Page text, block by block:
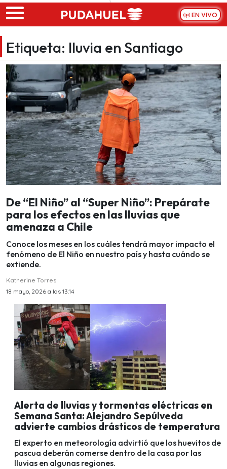
Skip to main content
EN VIVO
Etiqueta: lluvia en Santiago
De “El Niño” al “Super Niño”: Prepárate
para los efectos en las lluvias que
amenaza a Chile
Conoce los meses en los cuáles tendrá mayor impacto el
fenómeno de El Niño en nuestro país y hasta cuándo se
extiende.
Katherine Torres
18 mayo, 2026 a las 13:14
Alerta de lluvias y tormentas eléctricas en
Semana Santa: Alejandro Sepúlveda
advierte cambios drásticos de temperatura
El experto en meteorología advirtió que los huevitos de
pascua deberán comerse dentro de la casa por las
lluvias en algunas regiones.